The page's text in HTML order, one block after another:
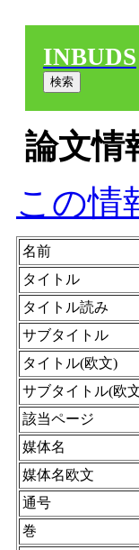
INBUDS
論文情
この情
名前
タイトル
タイトル読み
サブタイトル
タイトル(欧文)
サブタイトル(欧
該当ページ
媒体名
媒体名欧文
通号
巻